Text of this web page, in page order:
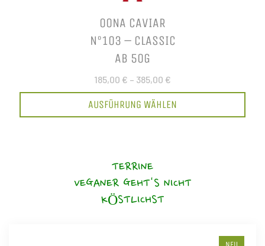
OONA CAVIAR
N°103 – CLASSIC
AB 50G
185,00 € – 385,00 €
AUSFÜHRUNG WÄHLEN
TERRINE
VEGANER GEHT'S NICHT
KÖSTLICHST